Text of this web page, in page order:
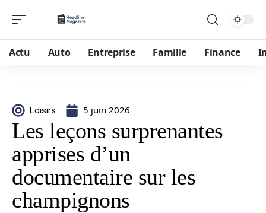
Actu Auto Entreprise Famille Finance
Loisirs 5 juin 2026
Les leçons surprenantes
apprises d’un
documentaire sur les
champignons